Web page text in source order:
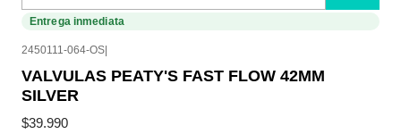
Entrega inmediata
2450111-064-OS
VALVULAS PEATY'S FAST FLOW 42MM
SILVER
$39.990